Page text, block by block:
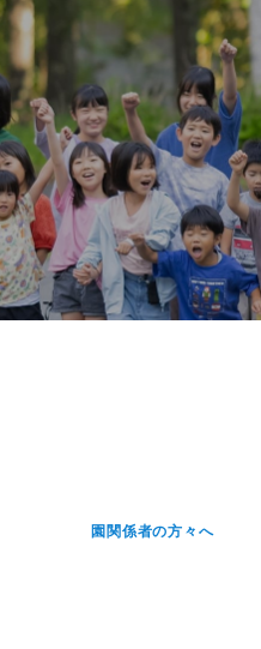
園関係者の方々へ